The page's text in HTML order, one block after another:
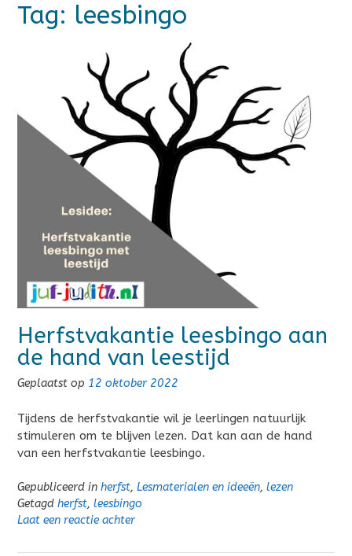
Tag: leesbingo
Herfstvakantie leesbingo aan
de hand van leestijd
Geplaatst op 12 oktober 2022
Tijdens de herfstvakantie wil je leerlingen natuurlijk
stimuleren om te blijven lezen. Dat kan aan de hand
van een herfstvakantie leesbingo.
Gepubliceerd in herfst, Lesmaterialen en ideeën, lezen
Getagd herfst, leesbingo
Laat een reactie achter